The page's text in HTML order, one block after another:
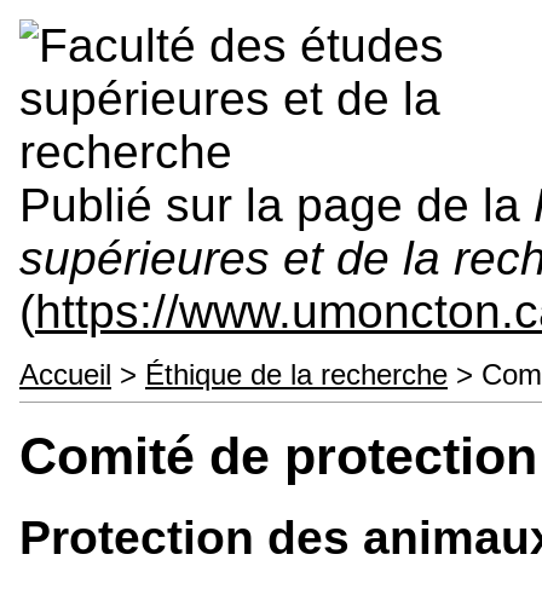
Publié sur la page de la
supérieures et de la
(https://
Accueil > Éthique de la recherche >
Comité de
Protection des